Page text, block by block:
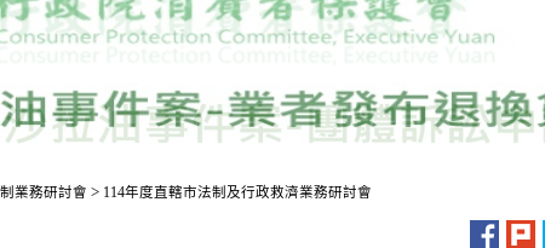
業務研討會 > 114年度直轄市法制及行政救濟業務研討會